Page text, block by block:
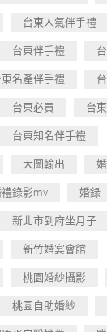
台東人氣伴手禮
台東伴手禮
東名產伴手禮
台東必買 台
台東知名伴手禮
大圖輸出
錄影mv 婚錄
新北市到府坐月子
新竹婚宴會館
桃園婚紗攝影
桃園自助婚紗